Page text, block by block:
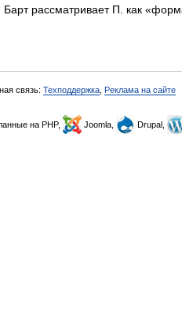
Барт рассматривает П. как
связь: Техподдержка Реклама на сайте
на PHP, Joomla, Drupal,